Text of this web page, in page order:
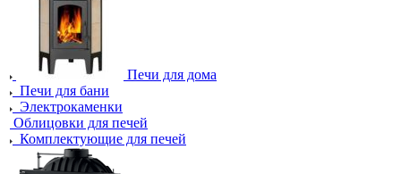
Печи для дома
Печи для бани
Электрокаменки
Облицовки для печей
Комплектующие для печей